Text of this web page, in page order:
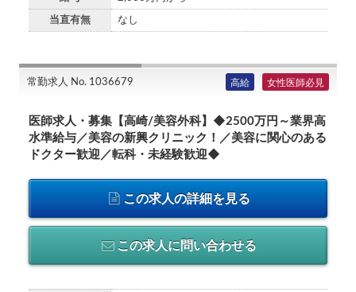
当直有無 なし
常勤求人 No. 1036679 高給 女性医師必見
医師求人・募集【高崎/美容外科】◆2500万円～業界高
水準給与／美容の新興クリニック！／美容に関心のある
ドクター歓迎／転科・未経験歓迎◆
この求人の詳細を見る
この求人に問い合わせる